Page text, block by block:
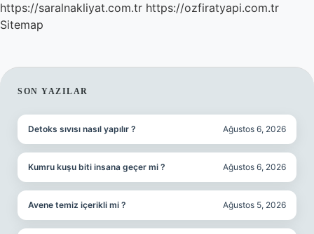
https://saralnakliyat.com.tr https://ozfiratyapi.com.tr
Sitemap
SIDEBAR
SON YAZILAR
Detoks sıvısı nasıl yapılır ? Ağustos 6, 2026
Kumru kuşu biti insana geçer mi ? Ağustos 6, 2026
Avene temiz içerikli mi ? Ağustos 5, 2026